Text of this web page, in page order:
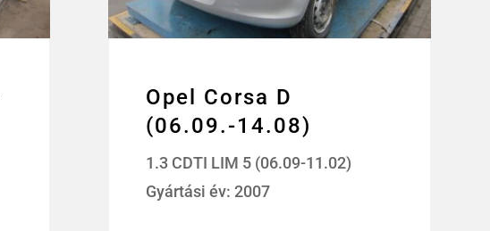
Opel Corsa D
(06.09.-14.08)
1.3 CDTI LIM 5 (06.09-11.02)
Gyártási év: 2007